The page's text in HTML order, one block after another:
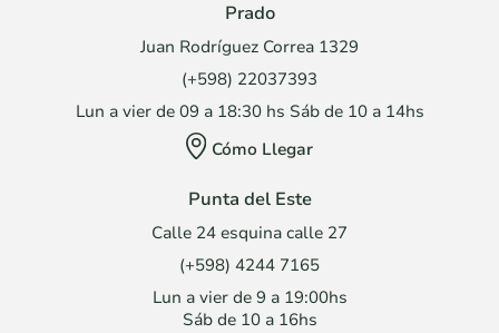
Prado
Juan Rodríguez Correa 1329
(+598) 22037393
Lun a vier de 09 a 18:30 hs Sáb de 10 a 14hs
Cómo Llegar
Punta del Este
Calle 24 esquina calle 27
(+598) 4244 7165
Lun a vier de 9 a 19:00hs
Sáb de 10 a 16hs